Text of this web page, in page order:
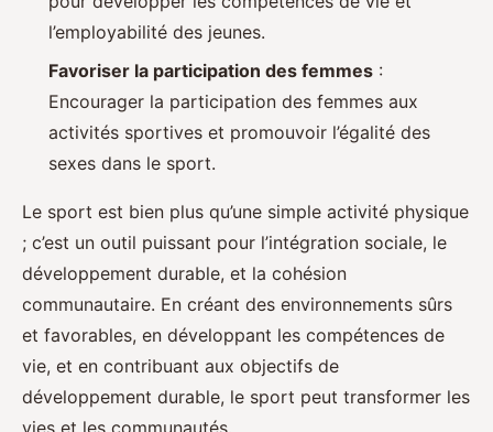
l’employabilité des jeunes.
Favoriser la participation des femmes :
Encourager la participation des femmes aux
activités sportives et promouvoir l’égalité des
sexes dans le sport.
Le sport est bien plus qu’une simple activité physique
; c’est un outil puissant pour l’intégration sociale, le
développement durable, et la cohésion
communautaire. En créant des environnements sûrs
et favorables, en développant les compétences de
vie, et en contribuant aux objectifs de
développement durable, le sport peut transformer les
vies et les communautés.